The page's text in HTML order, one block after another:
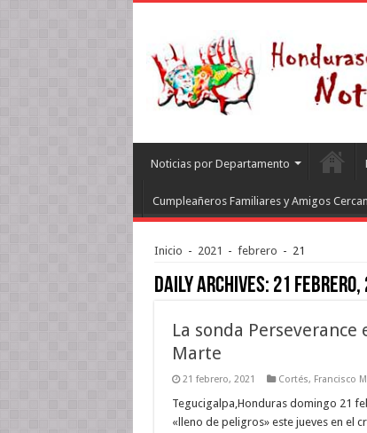
Noticias por Departamento
Cumpleañeros Familiares y Amigos
Inicio - 2021 - febrero - 21
Daily Archives: 21 febrero,
La sonda
Marte
21 febrero, 2021 Cortés, Francisco
Tegucigalpa,Honduras domingo 21
«lleno de peligros» este jueves en el